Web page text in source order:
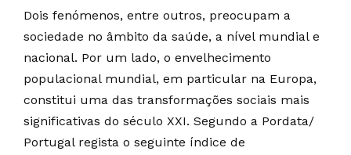
Dois fenómenos, entre outros, preocupam a
sociedade no âmbito da saúde, a nível mundial e
nacional. Por um lado, o envelhecimento
populacional mundial, em particular na Europa,
constitui uma das transformações sociais mais
significativas do século XXI. Segundo a Pordata/
Portugal regista o seguinte índice de